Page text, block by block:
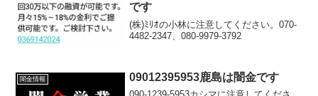
です
(株)ﾐﾘｵの小林に注意してください。070-
4482-2347、080-9979-3792
闇金情報 09012395953鹿島は闇金です